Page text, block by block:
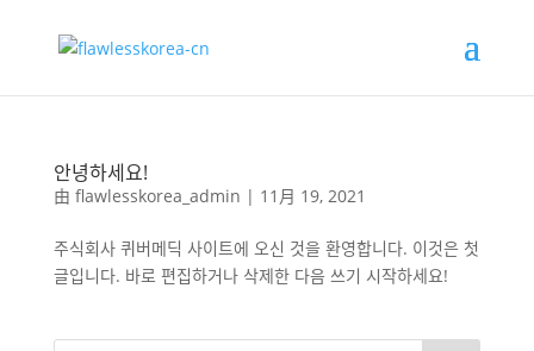
안녕하세요!
由 flawlesskorea_admin | 11月 19, 2021
주식회사 퀴버메딕 사이트에 오신 것을 환영합니다. 이것은 첫
글입니다. 바로 편집하거나 삭제한 다음 쓰기 시작하세요!